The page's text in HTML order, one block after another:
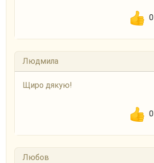
0
Людмила
Щиро дякую!
0
Любов